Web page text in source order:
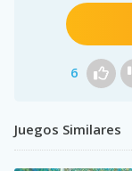
6
Juegos Similares